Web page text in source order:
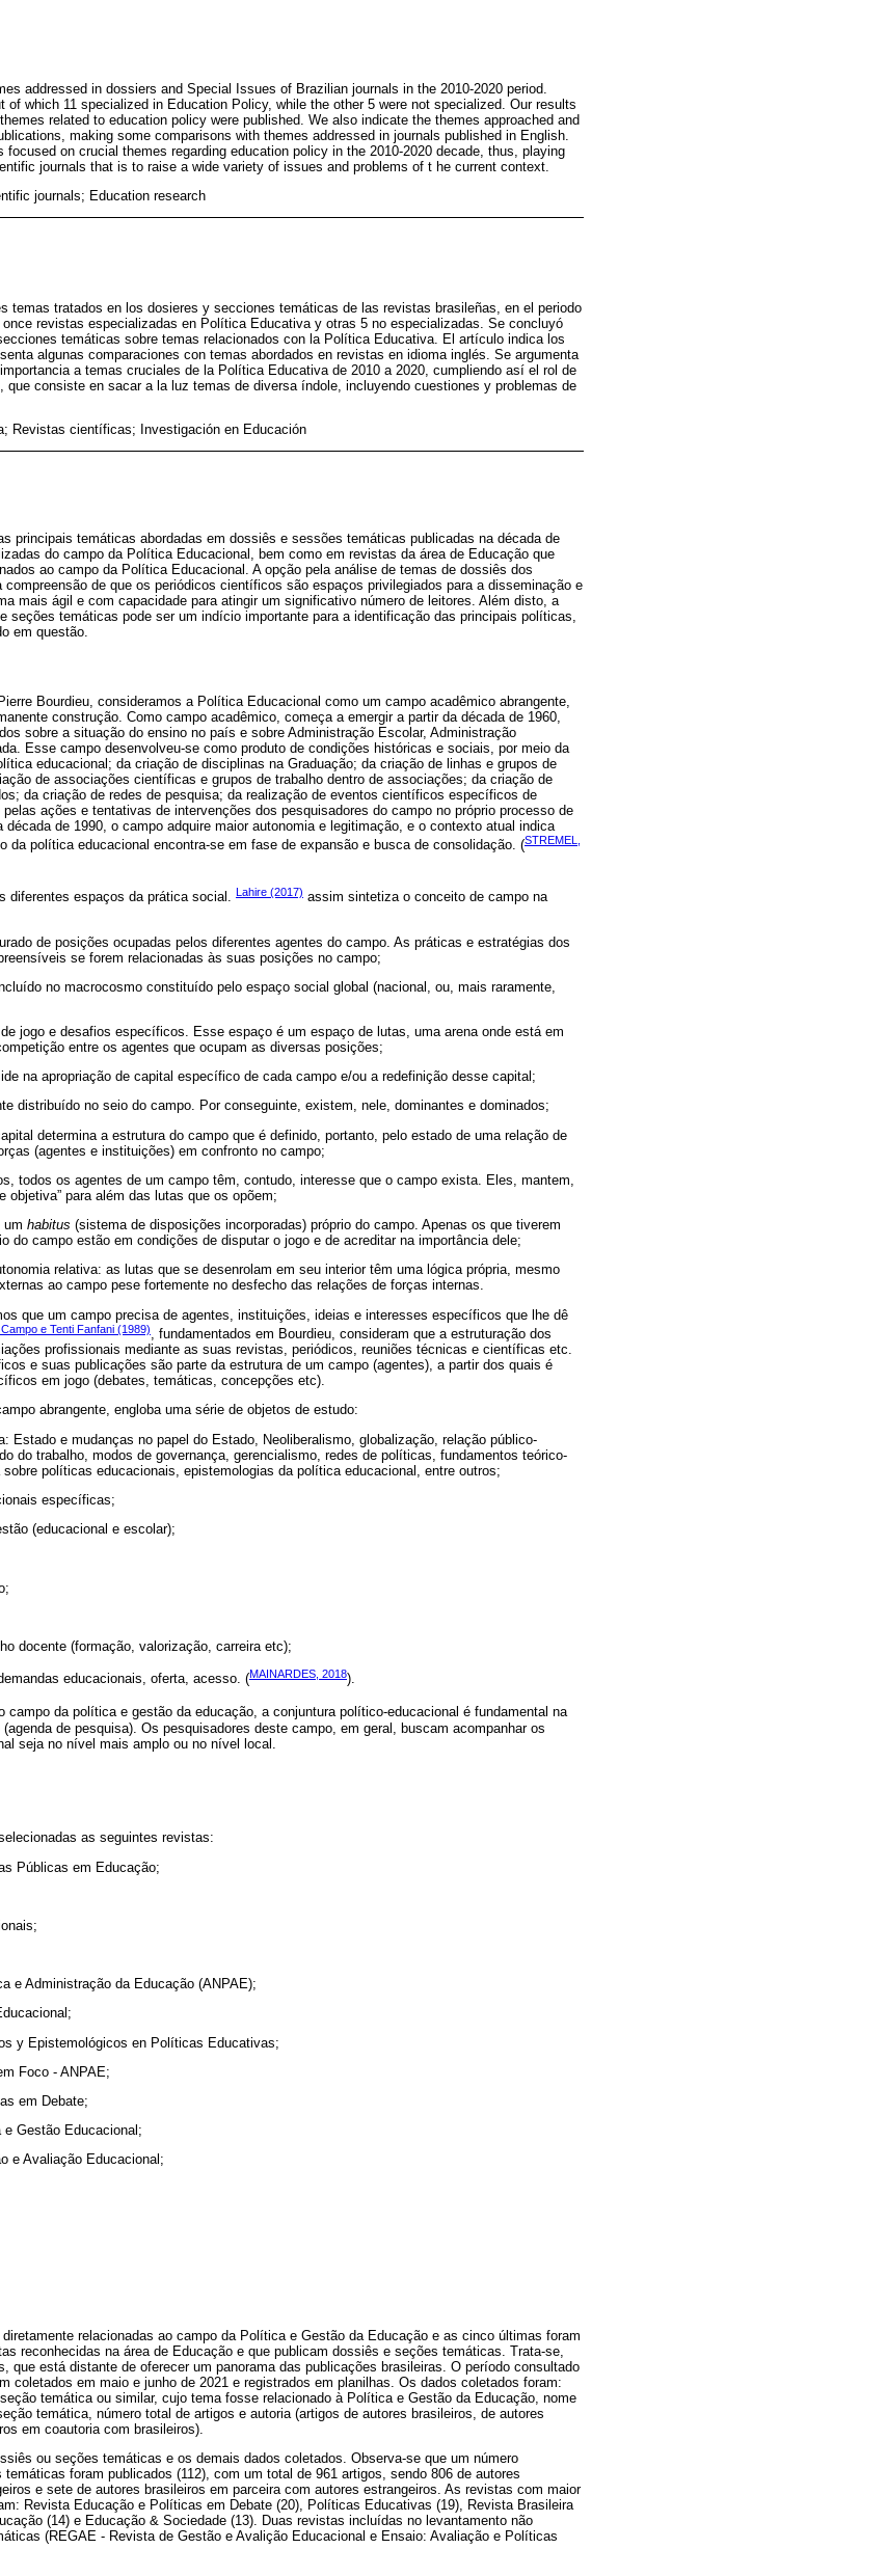
addressed in dossiers and Special Issues of Brazilian journals in the 2010-2020 period.
of which 11 specialized in Education Policy, while the other 5 were not specialized. Our results
related to education policy were published. We also indicate the themes approached and
making some comparisons with themes addressed in journals published in English.
focused on crucial themes regarding education policy in the 2010-2020 decade, thus, playing
journals that is to raise a wide variety of issues and problems of t he current context.
journals; Education research
temas tratados en los dosieres y secciones temáticas de las revistas brasileñas, en el periodo
revistas especializadas en Política Educativa y otras 5 no especializadas. Se concluyó
temáticas sobre temas relacionados con la Política Educativa. El artículo indica los
algunas comparaciones con temas abordados en revistas en idioma inglés. Se argumenta
a temas cruciales de la Política Educativa de 2010 a 2020, cumpliendo así el rol de
consiste en sacar a la luz temas de diversa índole, incluyendo cuestiones y problemas de
Revistas científicas; Investigación en Educación
principais temáticas abordadas em dossiês e sessões temáticas publicadas na década de
do campo da Política Educacional, bem como em revistas da área de Educação que
ao campo da Política Educacional. A opção pela análise de temas de dossiês dos
de que os periódicos científicos são espaços privilegiados para a disseminação e
mais ágil e com capacidade para atingir um significativo número de leitores. Além disto, a
seções temáticas pode ser um indício importante para a identificação das principais políticas,
em questão.
Bourdieu, consideramos a Política Educacional como um campo acadêmico abrangente,
construção. Como campo acadêmico, começa a emergir a partir da década de 1960,
sobre a situação do ensino no país e sobre Administração Escolar, Administração
Esse campo desenvolveu-se como produto de condições históricas e sociais, por meio da
educacional; da criação de disciplinas na Graduação; da criação de linhas e grupos de
de associações científicas e grupos de trabalho dentro de associações; da criação de
da criação de redes de pesquisa; da realização de eventos científicos específicos de
ações e tentativas de intervenções dos pesquisadores do campo no próprio processo de
de 1990, o campo adquire maior autonomia e legitimação, e o contexto atual indica
da política educacional encontra-se em fase de expansão e busca de consolidação. (STREMEL,
diferentes espaços da prática social. Lahire (2017) assim sintetiza o conceito de campo na
de posições ocupadas pelos diferentes agentes do campo. As práticas e estratégias dos
se forem relacionadas às suas posições no campo;
no macrocosmo constituído pelo espaço social global (nacional, ou, mais raramente,
jogo e desafios específicos. Esse espaço é um espaço de lutas, uma arena onde está em
entre os agentes que ocupam as diversas posições;
na apropriação de capital específico de cada campo e/ou a redefinição desse capital;
distribuído no seio do campo. Por conseguinte, existem, nele, dominantes e dominados;
determina a estrutura do campo que é definido, portanto, pelo estado de uma relação de
(agentes e instituições) em confronto no campo;
todos os agentes de um campo têm, contudo, interesse que o campo exista. Eles, mantem,
objetiva” para além das lutas que os opõem;
um habitus (sistema de disposições incorporadas) próprio do campo. Apenas os que tiverem
do campo estão em condições de disputar o jogo e de acreditar na importância dele;
relativa: as lutas que se desenrolam em seu interior têm uma lógica própria, mesmo
ao campo pese fortemente no desfecho das relações de forças internas.
que um campo precisa de agentes, instituições, ideias e interesses específicos que lhe dê
e Tenti Fanfani (1989), fundamentados em Bourdieu, consideram que a estruturação dos
profissionais mediante as suas revistas, periódicos, reuniões técnicas e científicas etc.
e suas publicações são parte da estrutura de um campo (agentes), a partir dos quais é
em jogo (debates, temáticas, concepções etc).
abrangente, engloba uma série de objetos de estudo:
Estado e mudanças no papel do Estado, Neoliberalismo, globalização, relação público-
do trabalho, modos de governança, gerencialismo, redes de políticas, fundamentos teórico-
políticas educacionais, epistemologias da política educacional, entre outros;
específicas;
(educacional e escolar);
docente (formação, valorização, carreira etc);
educacionais, oferta, acesso. (MAINARDES, 2018).
campo da política e gestão da educação, a conjuntura político-educacional é fundamental na
de pesquisa). Os pesquisadores deste campo, em geral, buscam acompanhar os
seja no nível mais amplo ou no nível local.
as seguintes revistas:
Públicas em Educação;
e Administração da Educação (ANPAE);
y Epistemológicos en Políticas Educativas;
Foco - ANPAE;
em Debate;
Gestão Educacional;
e Avaliação Educacional;
relacionadas ao campo da Política e Gestão da Educação e as cinco últimas foram
reconhecidas na área de Educação e que publicam dossiês e seções temáticas. Trata-se,
que está distante de oferecer um panorama das publicações brasileiras. O período consultado
coletados em maio e junho de 2021 e registrados em planilhas. Os dados coletados foram:
temática ou similar, cujo tema fosse relacionado à Política e Gestão da Educação, nome
temática, número total de artigos e autoria (artigos de autores brasileiros, de autores
em coautoria com brasileiros).
ou seções temáticas e os demais dados coletados. Observa-se que um número
foram publicados (112), com um total de 961 artigos, sendo 806 de autores
e sete de autores brasileiros em parceira com autores estrangeiros. As revistas com maior
Revista Educação e Políticas em Debate (20), Políticas Educativas (19), Revista Brasileira
(14) e Educação & Sociedade (13). Duas revistas incluídas no levantamento não
(REGAE - Revista de Gestão e Avalição Educacional e Ensaio: Avaliação e Políticas